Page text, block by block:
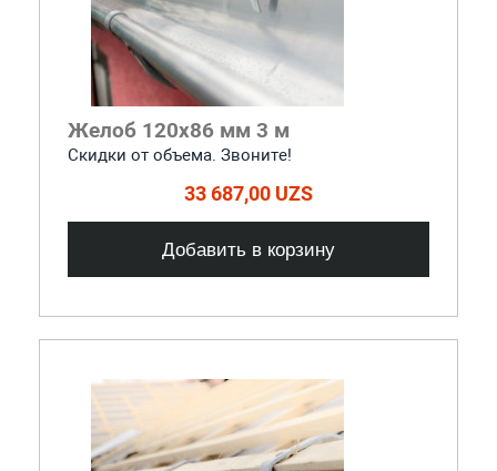
Желоб 120x86 мм 3 м
Скидки от объема. Звоните!
33 687,00 UZS
Добавить в корзину